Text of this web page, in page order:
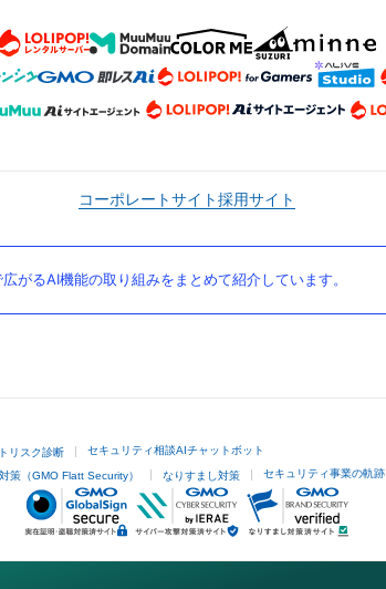
コーポレートサイト採用サイト
がるAI機能の取り組みをまとめて紹介しています。
リスク診断 セキュリティ相談AIチャットボット
策（GMO Flatt Security） なりすまし対策 セキュリティ事業の軌跡